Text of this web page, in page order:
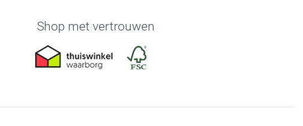
Shop met vertrouwen